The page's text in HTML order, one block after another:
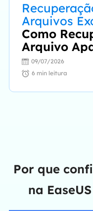
Arquivos
Como
Arquivo
Lixeira
09/07/2026
6 min leitura
Por que
na EaseUS